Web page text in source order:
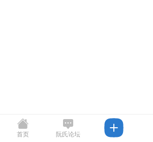
首页 阮氏论坛